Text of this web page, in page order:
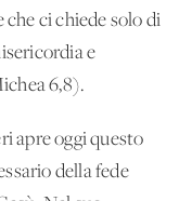
che ci chiede solo di
e
6,8).
apre oggi questo
della fede